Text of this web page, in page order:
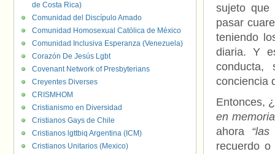
sujeto que
pasar
teniendo
diaria. Y
conciencia
Entonces,
en
ahora
recuerdo
de Costa Rica)
Comunidad del Discípulo Amado
Comunidad Homosexual Católica de México
Comunidad Inclusiva Esperanza (Venezuela)
Corazón De Jesús Lgbt
Covenant Network of Presbyterians
Creyentes Diverses
CRISMHOM
Cristianismo en Diversidad
Cristianos Gays de Chile
Cristianos lgttbiq Argentina (ICM)
Cristianos Unitarios (Mexico)